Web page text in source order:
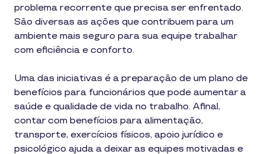
problema recorrente que precisa ser enfrentado.
São diversas as ações que contribuem para um
ambiente mais seguro para sua equipe trabalhar
com eficiência e conforto.
Uma das iniciativas é a preparação de um plano de
benefícios para funcionários que pode aumentar a
saúde e qualidade de vida no trabalho. Afinal,
contar com benefícios para alimentação,
transporte, exercícios físicos, apoio jurídico e
psicológico ajuda a deixar as equipes motivadas e